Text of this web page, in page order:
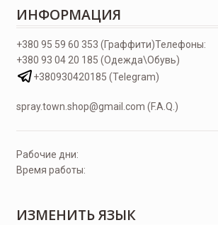
ИНФОРМАЦИЯ
Телефоны:
+380 95 59 60 353 (Граффити)
+380 93 04 20 185 (Одежда\Обувь)
+380930420185 (Telegram)
spray.town.shop@gmail.com (F.A.Q.)
Рабочие дни:
Время работы:
ИЗМЕНИТЬ ЯЗЫК